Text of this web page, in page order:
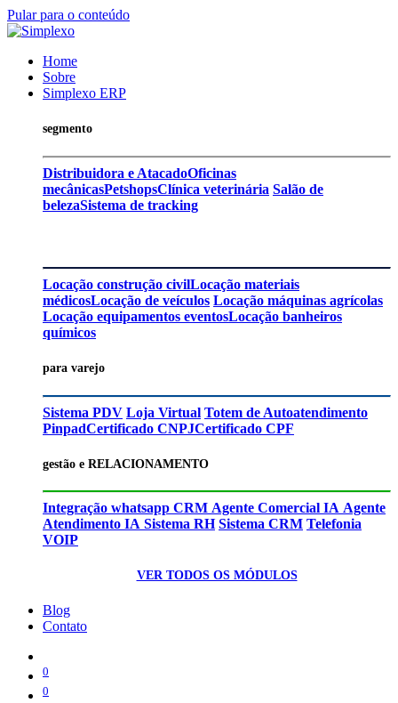
Pular para o conteúdo
Home
Sobre
Simplexo ERP
segmento
Distribuidora e AtacadoOficinas
mecânicasPetshopsClínica veterinária Salão de
belezaSistema de tracking
Locação construção civilLocação materiais
médicosLocação de veículos Locação máquinas agrícolas
Locação equipamentos eventosLocação banheiros
químicos
para varejo
Sistema PDV Loja Virtual Totem de Autoatendimento
PinpadCertificado CNPJCertificado CPF
gestão e RELACIONAMENTO
Integração whatsapp CRM Agente Comercial IA Agente
Atendimento IA Sistema RH Sistema CRM Telefonia
VOIP
VER TODOS OS MÓDULOS
Blog
Contato
0
0